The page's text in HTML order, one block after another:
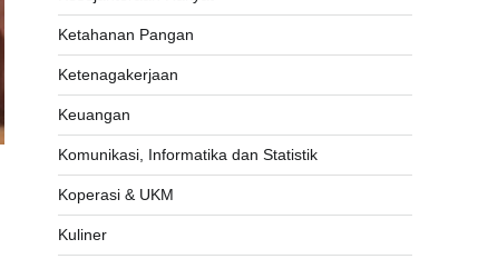
Ketahanan Pangan
Ketenagakerjaan
Keuangan
Komunikasi, Informatika dan Statistik
Koperasi & UKM
Kuliner